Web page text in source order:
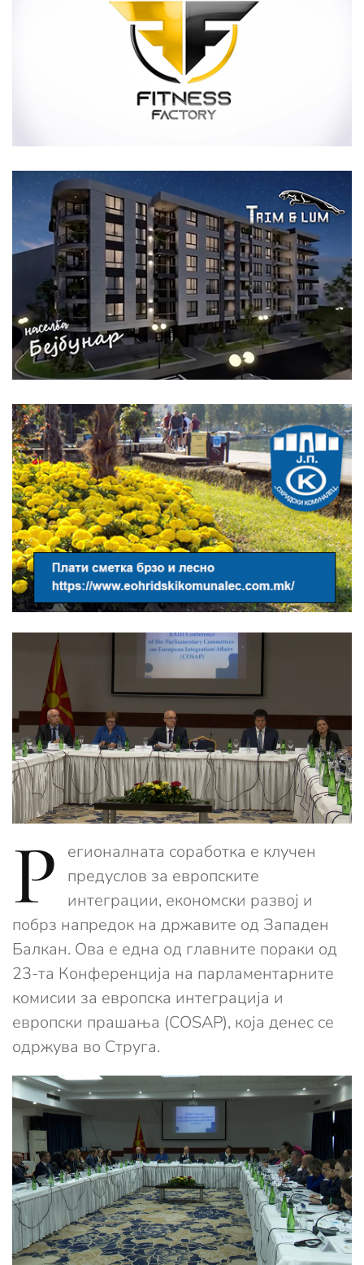
Р
егионалната соработка е клучен
предуслов за европските
интеграции, економски развој и
побрз напредок на државите од Западен
Балкан. Ова е една од главните пораки од
23-та Конференција на парламентарните
комисии за европска интеграција и
европски прашања (COSAP), која денес се
одржува во Струга.